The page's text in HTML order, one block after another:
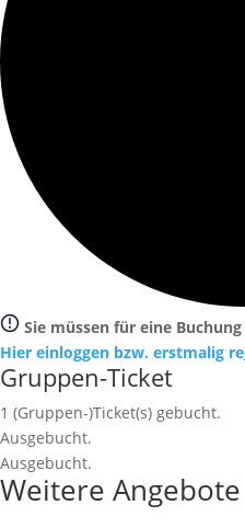
Sie müssen für eine
Hier einloggen bzw. erstmalig
Gruppen-Ticket
1 (Gruppen-)Ticket(s) gebucht.
Ausgebucht.
Ausgebucht.
Weitere